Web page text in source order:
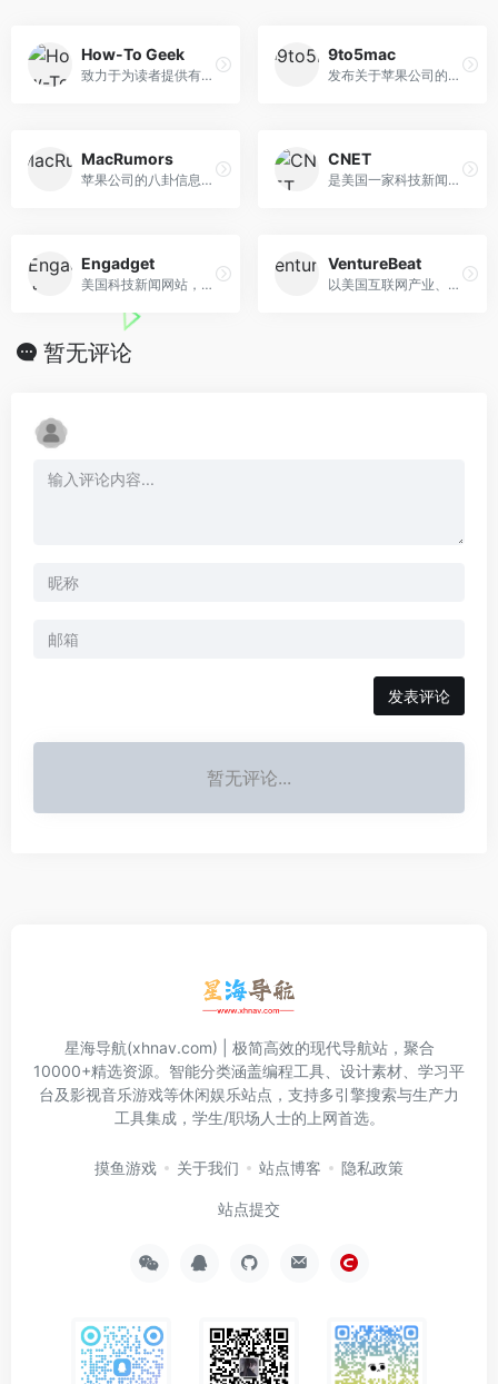
How-To Geek
致力于为读者提供有趣的技术类文章
9to5mac
发布关于苹果公司的爆炸性头条
MacRumors
苹果公司的八卦信息交换站
CNET
是美国一家科技新闻网站，主要是发布产品评论、建议、操作指南和最新新闻
Engadget
美国科技新闻网站，以消费电子类产品最新新闻和测评为主
VentureBeat
以美国互联网产业、科技博客，分析评论为主要内容的媒体
暂无评论
发表评论
暂无评论...
星海导航(xhnav.com) | 极简高效的现代导航站，聚合
10000+精选资源。智能分类涵盖编程工具、设计素材、学习平
台及影视音乐游戏等休闲娱乐站点，支持多引擎搜索与生产力
工具集成，学生/职场人士的上网首选。
摸鱼游戏 关于我们 站点博客 隐私政策
站点提交